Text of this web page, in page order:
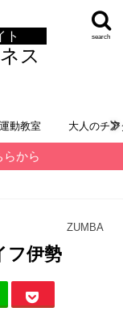
ト
ス
search
動教室 大人のチ
らから
ZUMBA
フ伊勢